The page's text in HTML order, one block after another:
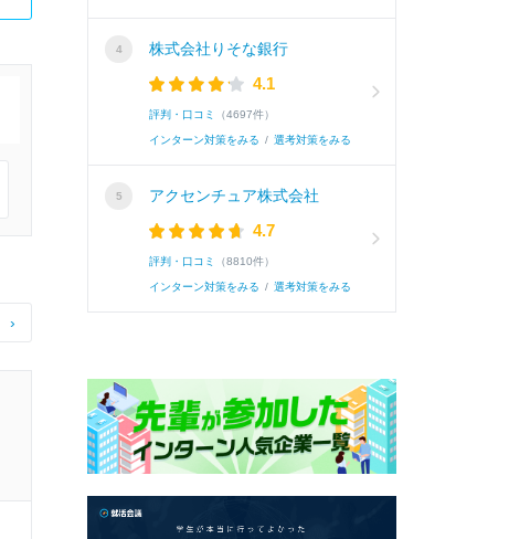
›
株式会社りそな銀行
4.1
評判・口コミ （4697件）
インターン対策をみる / 選考対策をみる
アクセンチュア株式会社
4.7
評判・口コミ （8810件）
インターン対策をみる / 選考対策をみる